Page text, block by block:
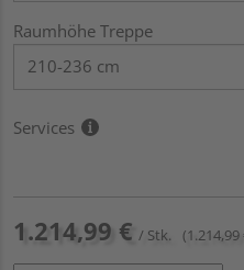
Raumhöhe Treppe
Services
1.214,99 € / Stk. (1.214,99